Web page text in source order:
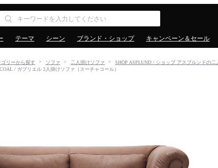
テーマ シーン ブランド・ショップ キャンペーン＆セール
ゴリーから探す ソファ 二人掛けソファ SHOP ASPLUND / ショップ アスプルンドの二
/ ガブリエル 2人掛けソファ（スーチャコール）